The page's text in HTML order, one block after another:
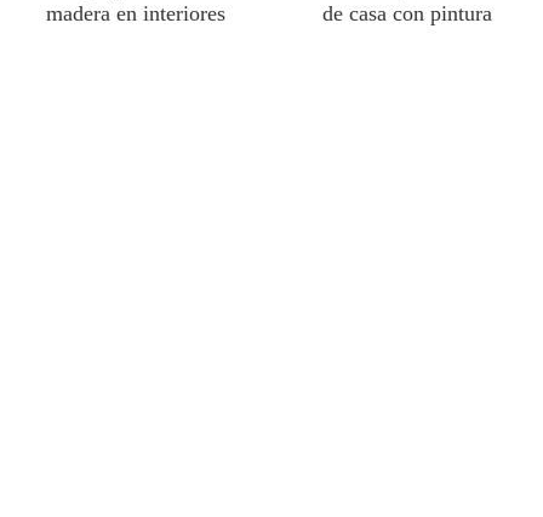
madera en interiores
de casa con pintura